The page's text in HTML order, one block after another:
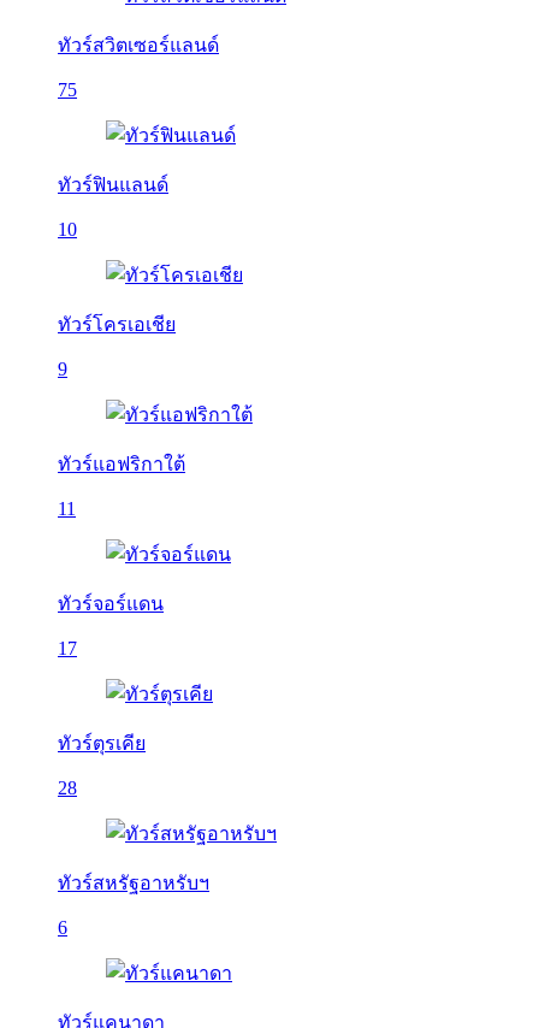
ทัวร์สวิตเซอร์แลนด์
75
ทัวร์ฟินแลนด์
10
ทัวร์โครเอเชีย
9
ทัวร์แอฟริกาใต้
11
ทัวร์จอร์แดน
17
ทัวร์ตุรเคีย
28
ทัวร์สหรัฐอาหรับฯ
6
ทัวร์แคนาดา